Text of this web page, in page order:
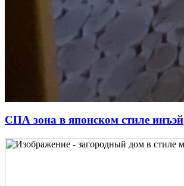
СПА зона в японском стиле инъэй